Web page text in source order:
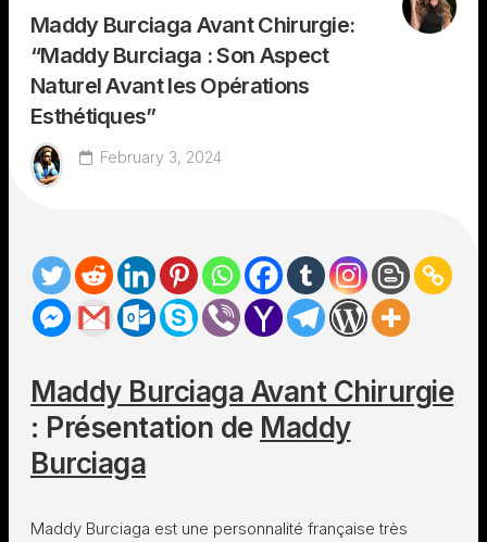
Maddy Burciaga Avant Chirurgie:
“Maddy Burciaga : Son Aspect
Naturel Avant les Opérations
Esthétiques”
February 3, 2024
Maddy Burciaga Avant Chirurgie
: Présentation de Maddy
Burciaga
Maddy Burciaga est une personnalité française très